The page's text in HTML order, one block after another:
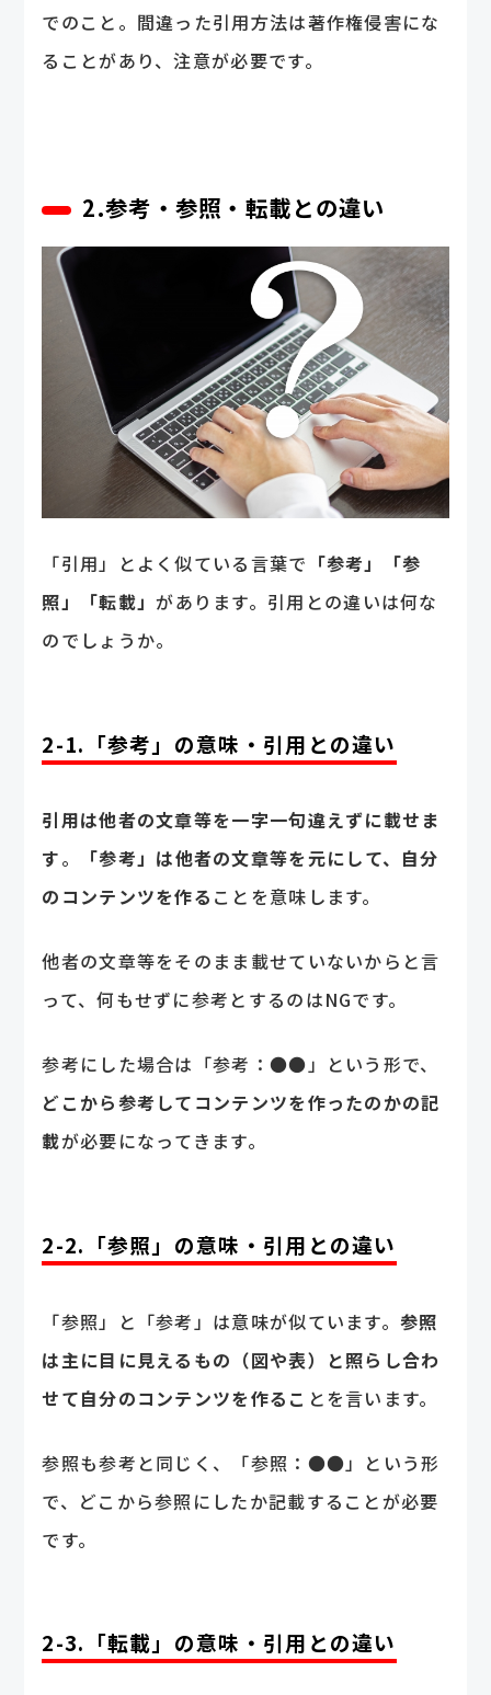
でのこと。間違った引用方法は著作権侵害にな
ることがあり、注意が必要です。
2.参考・参照・転載との違い
「引用」とよく似ている言葉で 「参考」「参
照」「転載」があります。引用との違いは何な
のでしょうか。
2-1.「参考」の意味・引用との違い
引用は他者の文章等を一字一句違えずに載せま
す。
「参考」は他者の文章等を元にして、自分
のコンテンツを作る ことを意味します。
他者の文章等をそのまま載せていないからと言
って、何もせずに参考とするのはNGです。
参考にした場合は「参考：●●」という形で、
どこから参考してコンテンツを作ったのかの記
載が必要になってきます。
2-2.「参照」の意味・引用との違い
「参照」と「参考」は意味が似ています。参照
は主に目に見えるもの（図や表）と照らし合わ
せて自分のコンテンツを作るこ とを言います。
参照も参考と同じく、「参照：●●」という形
で、どこから参照にしたか記載することが必要
です。
2-3.「転載」の意味・引用との違い